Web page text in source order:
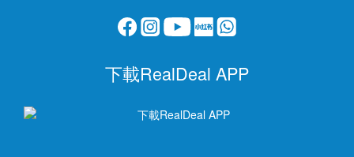
下載RealDeal APP